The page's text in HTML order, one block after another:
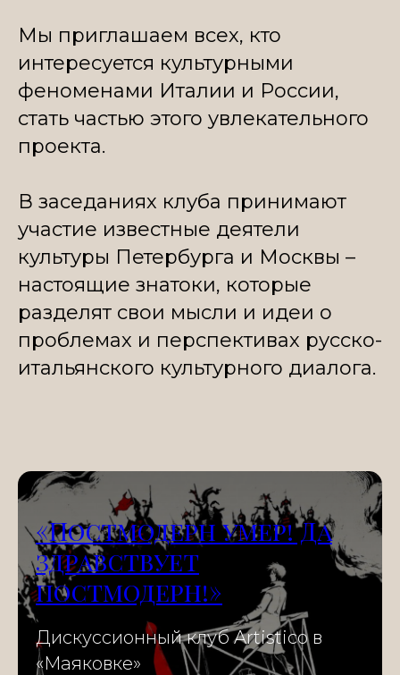
Мы приглашаем всех, кто
интересуется культурными
феноменами Италии и России,
стать частью этого увлекательного
проекта.
В заседаниях клуба принимают
участие известные деятели
культуры Петербурга и Москвы –
настоящие знатоки, которые
разделят свои мысли и идеи о
проблемах и перспективах русско-
итальянского культурного диалога.
«Постмодерн умер! Да
здравствует
постмодерн!»
Дискуссионный клуб Artistico в
«Маяковке»